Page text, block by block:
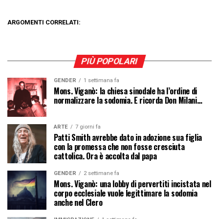
ARGOMENTI CORRELATI:
PIÙ POPOLARI
GENDER 1 settimana fa
Mons. Viganò: la chiesa sinodale ha l’ordine di
normalizzare la sodomia. E ricorda Don Milani…
ARTE 7 giorni fa
Patti Smith avrebbe dato in adozione sua figlia
con la promessa che non fosse cresciuta
cattolica. Ora è accolta dal papa
GENDER 2 settimane fa
Mons. Viganò: una lobby di pervertiti incistata nel
corpo ecclesiale vuole legittimare la sodomia
anche nel Clero